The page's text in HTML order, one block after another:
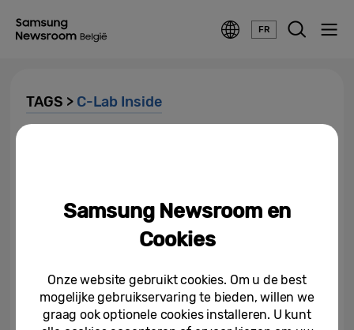
FR
TAGS > C-Lab Inside
29-12-2025
Recordaantal Samsung C-Lab
28-12-2023
Samsung Newsroom en
Cookies
Onze website gebruikt cookies. Om u de best
mogelijke gebruikservaring te bieden, willen we
graag ook optionele cookies installeren. U kunt